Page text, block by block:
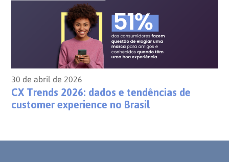
30 de abril de 2026
CX Trends 2026: dados e tendências de
customer experience no Brasil